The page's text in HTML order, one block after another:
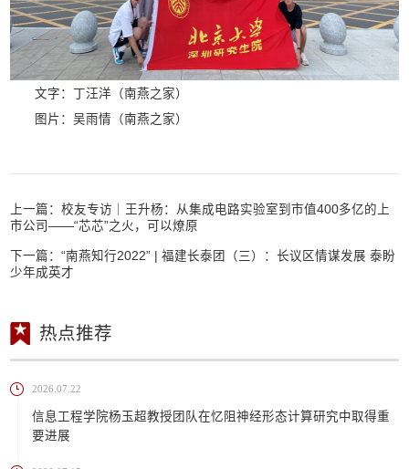
文字：丁汪洋（南燕之家）
图片：吴雨情（南燕之家）
上一篇：校友专访｜王升杨：从集成电路实验室到市值400多亿的上
市公司——“芯芯”之火，可以燎原
下一篇：“南燕知行2022” | 福建长泰团（三）：长议区情谋发展 泰盼
少年成英才
热点推荐
2026.07.22
信息工程学院杨玉超教授团队在忆阻神经形态计算研究中取得重
要进展